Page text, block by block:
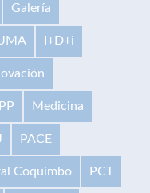
Galería
I+D+i
IPP Medicina
PACE
Coquimbo PCT